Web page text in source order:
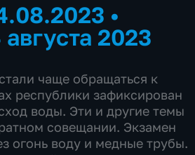
в Москве
•
2023
чаще обращаться к
республики зафиксирован
воды. Эти и другие темы
совещании. Экзамен
огонь воду и медные трубы.